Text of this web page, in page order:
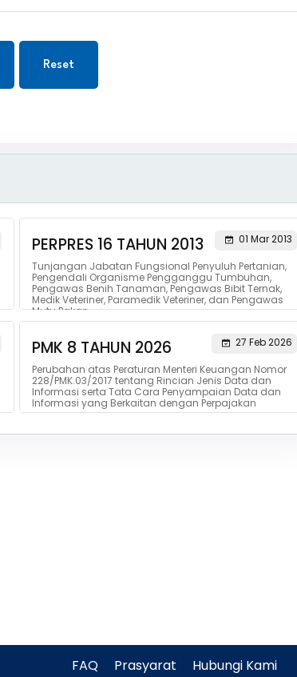
Reset
PERPRES 16 TAHUN 2013
01 Mar 2013
Tunjangan Jabatan Fungsional Penyuluh Pertanian,
Pengendali Organisme Pengganggu Tumbuhan,
Pengawas Benih Tanaman, Pengawas Bibit Ternak,
Medik Veteriner, Paramedik Veteriner, dan Pengawas
Mutu Pakan.
PMK 8 TAHUN 2026
27 Feb 2026
Perubahan atas Peraturan Menteri Keuangan Nomor
228/PMK.03/2017 tentang Rincian Jenis Data dan
Informasi serta Tata Cara Penyampaian Data dan
Informasi yang Berkaitan dengan Perpajakan
FAQ Prasyarat Hubungi Kami